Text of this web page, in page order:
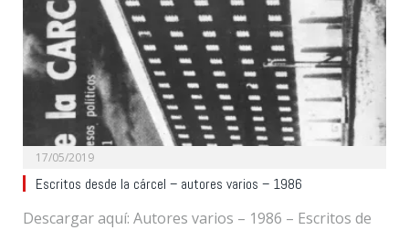
17/05/2019
Escritos desde la cárcel – autores varios – 1986
Descargar aquí: Autores varios – 1986 – Escritos de